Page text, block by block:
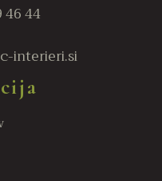
46 44
interieri.si